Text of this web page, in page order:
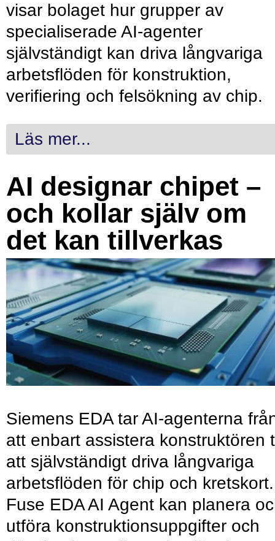
visar bolaget hur grupper av
specialiserade AI-agenter
självständigt kan driva långvariga
arbetsflöden för konstruktion,
verifiering och felsökning av chip.
Läs mer...
AI designar chipet –
och kollar själv om
det kan tillverkas
Siemens EDA tar AI-agenterna
att enbart assistera konstruktören
att självständigt driva långvariga
arbetsflöden för chip och kretskort.
Fuse EDA AI Agent kan planera
utföra konstruktionsuppgifter och